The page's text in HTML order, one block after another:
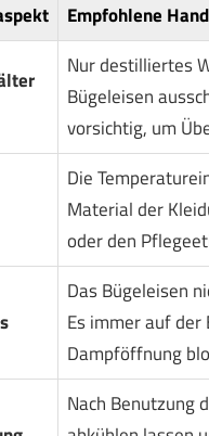
Empfohlene
Nur destilliertes
Bügeleisen
vorsichtig, um
Die
Material der
oder den
Das Bügeleisen
Es immer auf der
Dampföffnung
Nach Benutzung